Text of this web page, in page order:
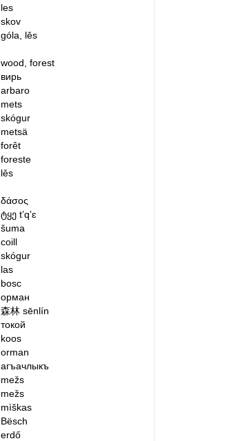
les
skov
góla, lěs
wood, forest
вирь
arbaro
mets
skógur
metsä
forêt
foreste
lěs
δάσος
ტყეtʼqʼɛ
šuma
coill
skógur
las
bosc
орман
森林sēnlín
токой
koos
orman
агъачлыкъ
mežs
mežs
mìškas
Bësch
erdő